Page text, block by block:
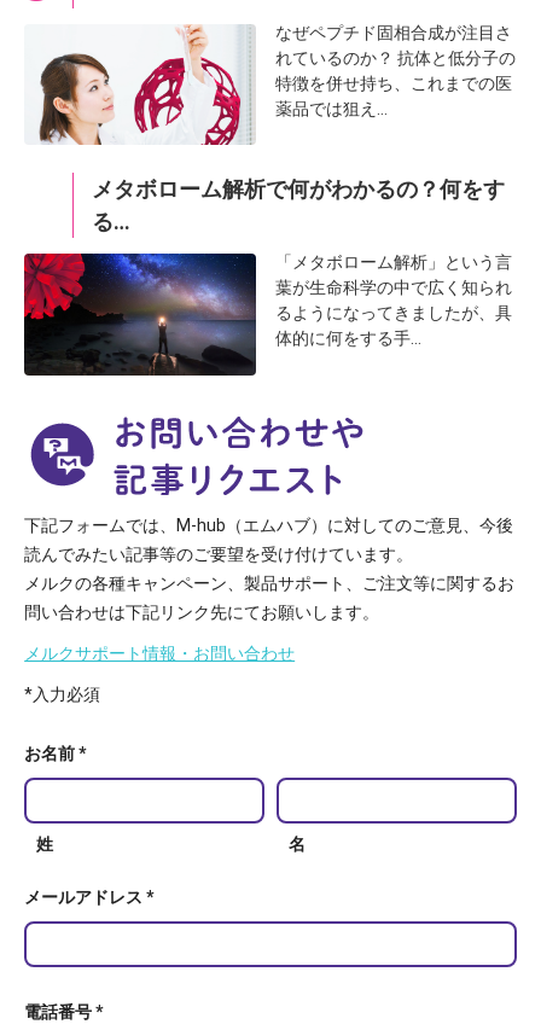
なぜペプチド固相合成が注目さ
れているのか？ 抗体と低分子の
特徴を併せ持ち、これまでの医
薬品では狙え…
メタボローム解析で何がわかるの？何をす
る…
「メタボローム解析」という言
葉が生命科学の中で広く知られ
るようになってきましたが、具
体的に何をする手…
下記フォームでは、M-hub（エムハブ）に対してのご意見、今後
読んでみたい記事等のご要望を受け付けています。
メルクの各種キャンペーン、製品サポート、ご注文等に関するお
問い合わせは下記リンク先にてお願いします。
メルクサポート情報・お問い合わせ
*入力必須
お名前 *
姓 名
メールアドレス *
電話番号 *